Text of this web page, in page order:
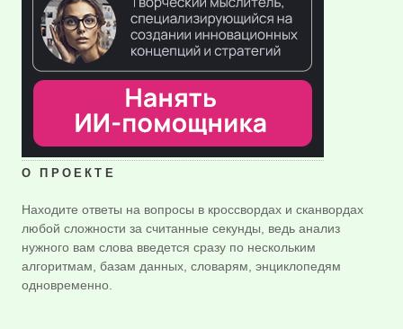
О ПРОЕКТЕ
Находите ответы на вопросы в кроссвордах и сканвордах
любой сложности за считанные секунды, ведь анализ
нужного вам слова введется сразу по нескольким
алгоритмам, базам данных, словарям, энциклопедям
одновременно.